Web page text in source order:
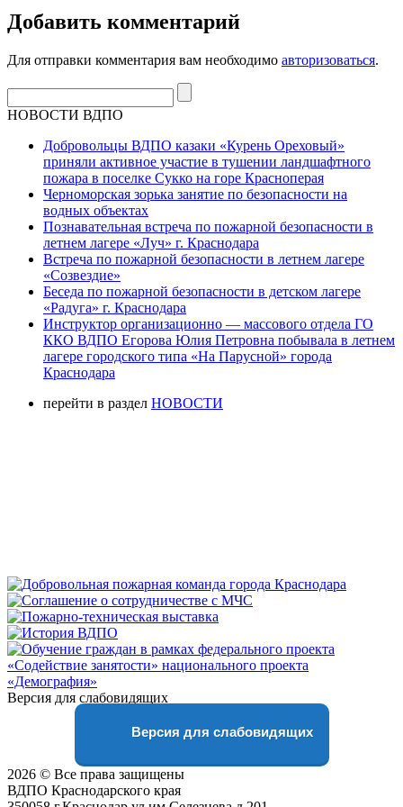
Добавить комментарий
Для отправки комментария вам необходимо авторизоваться.
НОВОСТИ ВДПО
Добровольцы ВДПО казаки «Курень Ореховый»
приняли активное участие в тушении ландшафтного
пожара в поселке Сукко на горе Красноперая
Черноморская зорька занятие по безопасности на
водных объектах
Познавательная встреча по пожарной безопасности в
летнем лагере «Луч» г. Краснодара
Встреча по пожарной безопасности в летнем лагере
«Созвездие»
Беседа по пожарной безопасности в детском лагере
«Радуга» г. Краснодара
Инструктор организационно — массового отдела ГО
ККО ВДПО Егорова Юлия Петровна побывала в летнем
лагере городского типа «На Парусной» города
Краснодара
перейти в раздел НОВОСТИ
Версия для слабовидящих
Версия для слабовидящих
2026 © Все права защищены
ВДПО Краснодарского края